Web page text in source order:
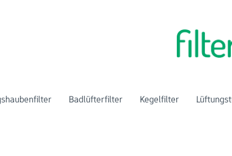
Badlüfterfilter Kegelfilter